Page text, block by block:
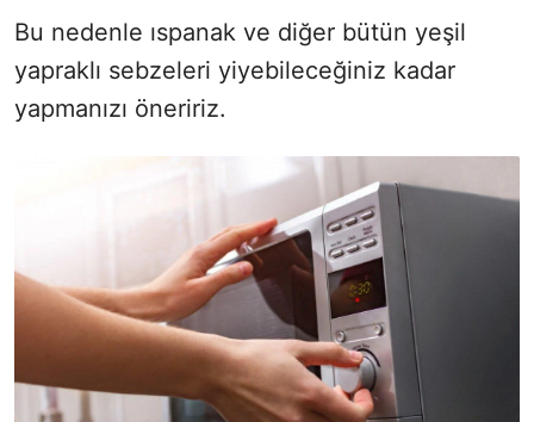
Bu nedenle ıspanak ve diğer bütün yeşil
yapraklı sebzeleri yiyebileceğiniz kadar
yapmanızı öneririz.